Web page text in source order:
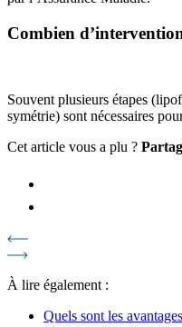
Combien
Souvent plusieurs étapes
symétrie) sont nécessaires
Cet article vous a plu ?
À lire également :
Quels sont les